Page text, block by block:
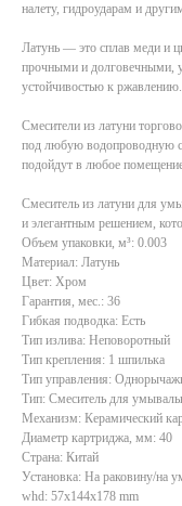
налету, гидроударам и
Латунь — это сплав меди и
прочными и долговечными,
устойчивостью к ржавлению.
Смесители из латуни
под любую водопроводную
подойдут в любое
Смеситель из латуни для
и элегантным решением,
Объем упаковки, м³: 0.003
Материал: Латунь
Цвет: Хром
Гарантия, мес.: 36
Гибкая подводка: Есть
Тип излива: Неповоротный
Тип крепления: 1 шпилька
Тип управления:
Тип: Смеситель для
Механизм: Керамический
Диаметр картриджа, мм: 40
Страна: Китай
Установка: На раковину/на
whd: 57x144x178 mm